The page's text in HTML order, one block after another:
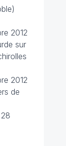
2012
sur
2012
de